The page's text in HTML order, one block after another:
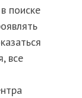
поиске
все